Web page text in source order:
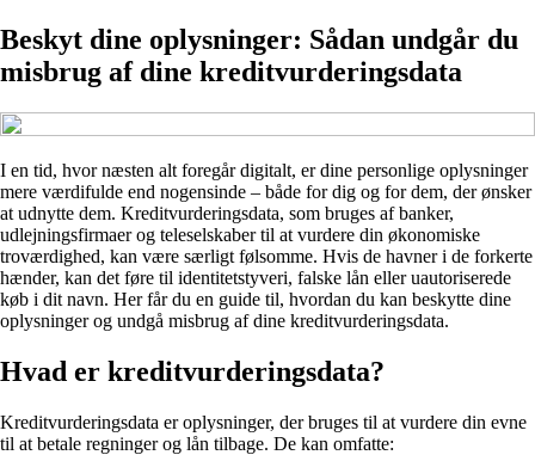
Beskyt dine oplysninger: Sådan undgår du
misbrug af dine kreditvurderingsdata
I en tid, hvor næsten alt foregår digitalt, er dine personlige oplysninger
mere værdifulde end nogensinde – både for dig og for dem, der ønsker
at udnytte dem. Kreditvurderingsdata, som bruges af banker,
udlejningsfirmaer og teleselskaber til at vurdere din økonomiske
troværdighed, kan være særligt følsomme. Hvis de havner i de forkerte
hænder, kan det føre til identitetstyveri, falske lån eller uautoriserede
køb i dit navn. Her får du en guide til, hvordan du kan beskytte dine
oplysninger og undgå misbrug af dine kreditvurderingsdata.
Hvad er kreditvurderingsdata?
Kreditvurderingsdata er oplysninger, der bruges til at vurdere din evne
til at betale regninger og lån tilbage. De kan omfatte: